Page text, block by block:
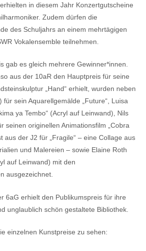
in diesem Jahr Konzertgutscheine
Zudem dürfen die
des Schuljahrs an einem mehrtägigen
Vokalensemble teilnehmen.
gab es gleich mehrere Gewinner*innen.
aus der 10aR den Hauptpreis für seine
„Hand“ erhielt, wurden neben
für sein Aquarellgemälde „Future“, Luisa
ya Tembo“ (Acryl auf Leinwand), Nils
seinen originellen Animationsfilm „Cobra
aus der J2 für „Fragile“ – eine Collage aus
und Malereien – sowie Elaine Roth
auf Leinwand) mit den
ausgezeichnet.
6aG erhielt den Publikumspreis für ihre
unglaublich schön gestaltete Bibliothek.
einzelnen Kunstpreise zu sehen: